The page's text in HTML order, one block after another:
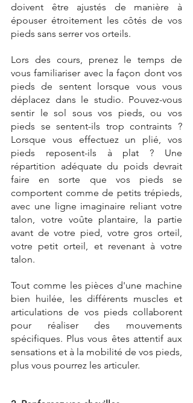
doivent être ajustés de manière à
épouser étroitement les côtés de vos
pieds sans serrer vos orteils.
Lors des cours, prenez le temps de
vous familiariser avec la façon dont vos
pieds de sentent lorsque vous vous
déplacez dans le studio. Pouvez-vous
sentir le sol sous vos pieds, ou vos
pieds se sentent-ils trop contraints ?
Lorsque vous effectuez un plié, vos
pieds reposent-ils à plat ? Une
répartition adéquate du poids devrait
faire en sorte que vos pieds se
comportent comme de petits trépieds,
avec une ligne imaginaire reliant votre
talon, votre voûte plantaire, la partie
avant de votre pied, votre gros orteil,
votre petit orteil, et revenant à votre
talon.
Tout comme les pièces d'une machine
bien huilée, les différents muscles et
articulations de vos pieds collaborent
pour réaliser des mouvements
spécifiques. Plus vous êtes attentif aux
sensations et à la mobilité de vos pieds,
plus vous pourrez les articuler.